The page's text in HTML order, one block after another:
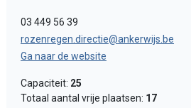
03 449 56 39
rozenregen.directie@ankerwijs.be
Ga naar de website
Capaciteit: 25
Totaal aantal vrije plaatsen: 17